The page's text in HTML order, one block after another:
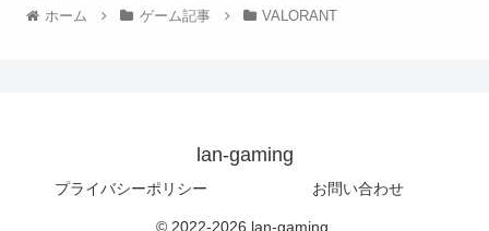
ホーム ゲーム記事 VALORANT
lan-gaming
プライバシーポリシー お問い合わせ
© 2022-2026 lan-gaming.